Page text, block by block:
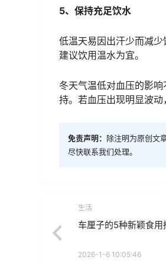
5、保持充足饮水
低温天易因出汗少而减
建议饮用温水为宜。
冬天气温低对血压的影
持。若血压出现明显波动
免责声明： 除注明为原创文
尽快联系我们处理。
生活
车厘子的5种新颖食
2026-1-6 10:05:46